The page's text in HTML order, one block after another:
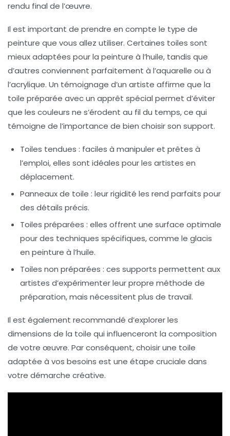
rendu final de l’œuvre.
Il est important de prendre en compte le type de
peinture que vous allez utiliser. Certaines toiles sont
mieux adaptées pour la peinture à l’huile, tandis que
d’autres conviennent parfaitement à l’aquarelle ou à
l’acrylique. Un témoignage d’un artiste affirme que la
toile préparée avec un apprêt spécial permet d’éviter
que les couleurs ne s’érodent au fil du temps, ce qui
témoigne de l’importance de bien choisir son support.
Toiles tendues : faciles à manipuler et prêtes à
l’emploi, elles sont idéales pour les artistes en
déplacement.
Panneaux de toile : leur rigidité les rend parfaits pour
des détails précis.
Toiles préparées : elles offrent une surface optimale
pour des techniques spécifiques, comme le glacis
en peinture à l’huile.
Toiles non préparées : ces supports permettent aux
artistes d’expérimenter leur propre méthode de
préparation, mais nécessitent plus de travail.
Il est également recommandé d’explorer les
dimensions de la toile qui influenceront la composition
de votre œuvre. Par conséquent, choisir une toile
adaptée à vos besoins est une étape cruciale dans
votre démarche créative.